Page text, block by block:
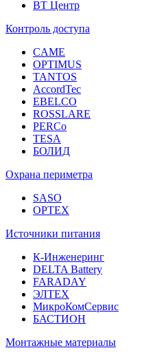
ВТ Центр
Контроль доступа
CAME
OPTIMUS
TANTOS
AccordTec
EBELCO
ROSSLARE
PERCo
TESA
БОЛИД
Охрана периметра
SASO
OPTEX
Источники питания
К-Инженеринг
DELTA Battery
FARADAY
ЭЛТЕХ
МикроКомСервис
БАСТИОН
Монтажные материалы